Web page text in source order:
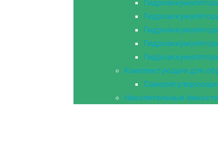
Комплектующие для
Накопительные